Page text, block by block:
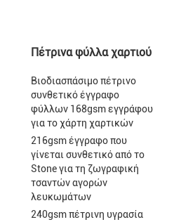
Πέτρινα φύλλα χαρτιού
Βιοδιασπάσιμο πέτρινο
συνθετικό έγγραφο
φύλλων 168gsm εγγράφου
για το χάρτη χαρτικών
216gsm έγγραφο που
γίνεται συνθετικό από το
Stone για τη ζωγραφική
τσαντών αγορών
λευκωμάτων
240gsm πέτρινη υγρασία